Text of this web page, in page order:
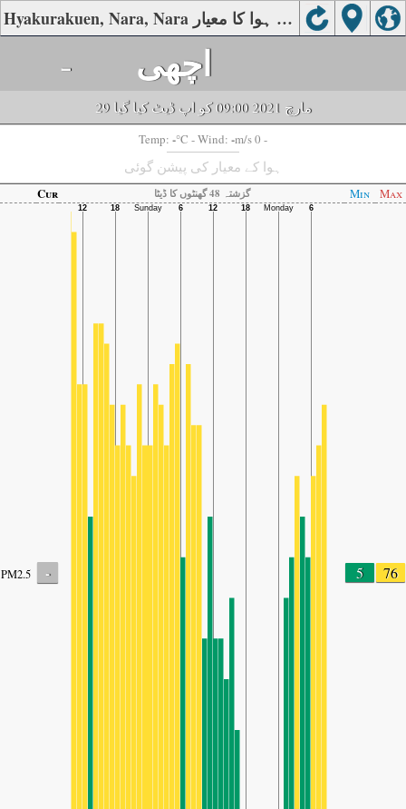
Hyakurakuen, Nara, Nara کی ہوا کا معیار
- اچھی
29 مارچ 2021 09:00 کو اپ ڈیٹ کیا گیا
Temp: -°C - Wind: -m/s 0 -
ہوا کے معیار کی پیشن گوئی
Cur گزشتہ 48 گھنٹوں کا ڈیٹا Min Max
PM2.5 - 5 76